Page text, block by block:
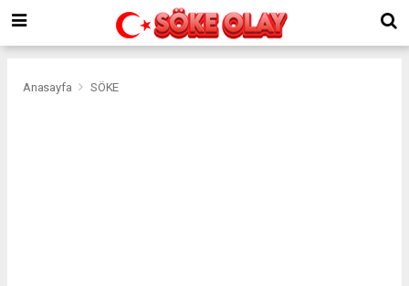
Anasayfa SÖKE